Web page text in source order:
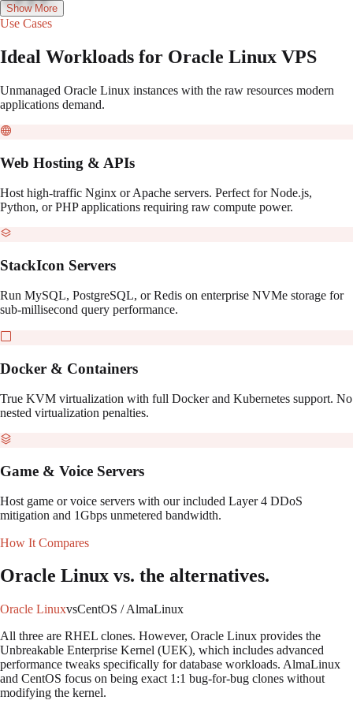
Show More
Use Cases
Ideal Workloads for Oracle Linux VPS
Unmanaged Oracle Linux instances with the raw resources modern
applications demand.
Web Hosting & APIs
Host high-traffic Nginx or Apache servers. Perfect for Node.js,
Python, or PHP applications requiring raw compute power.
StackIcon Servers
Run MySQL, PostgreSQL, or Redis on enterprise NVMe storage for
sub-millisecond query performance.
Docker & Containers
True KVM virtualization with full Docker and Kubernetes support. No
nested virtualization penalties.
Game & Voice Servers
Host game or voice servers with our included Layer 4 DDoS
mitigation and 1Gbps unmetered bandwidth.
How It Compares
Oracle Linux vs. the alternatives.
Oracle LinuxvsCentOS / AlmaLinux
All three are RHEL clones. However, Oracle Linux provides the
Unbreakable Enterprise Kernel (UEK), which includes advanced
performance tweaks specifically for database workloads. AlmaLinux
and CentOS focus on being exact 1:1 bug-for-bug clones without
modifying the kernel.